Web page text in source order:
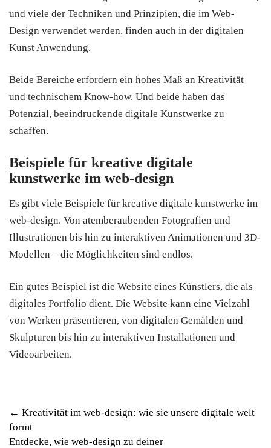
und viele der Techniken und Prinzipien, die im Web-
Design verwendet werden, finden auch in der digitalen
Kunst Anwendung.
Beide Bereiche erfordern ein hohes Maß an Kreativität
und technischem Know-how. Und beide haben das
Potenzial, beeindruckende digitale Kunstwerke zu
schaffen.
Beispiele für kreative digitale
kunstwerke im web-design
Es gibt viele Beispiele für kreative digitale kunstwerke im
web-design. Von atemberaubenden Fotografien und
Illustrationen bis hin zu interaktiven Animationen und 3D-
Modellen – die Möglichkeiten sind endlos.
Ein gutes Beispiel ist die Website eines Künstlers, die als
digitales Portfolio dient. Die Website kann eine Vielzahl
von Werken präsentieren, von digitalen Gemälden und
Skulpturen bis hin zu interaktiven Installationen und
Videoarbeiten.
Post
navigation
← Kreativität im web-design: wie sie unsere digitale welt
formt
Entdecke, wie web-design zu deiner